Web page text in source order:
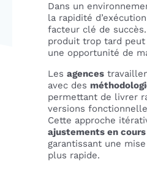
Dans un
la rapidité
facteur clé de
produit trop tard
une opportunité de
Les agences
avec des
permettant de livrer
versions
Cette approche
ajustements en
garantissant une
plus rapide.